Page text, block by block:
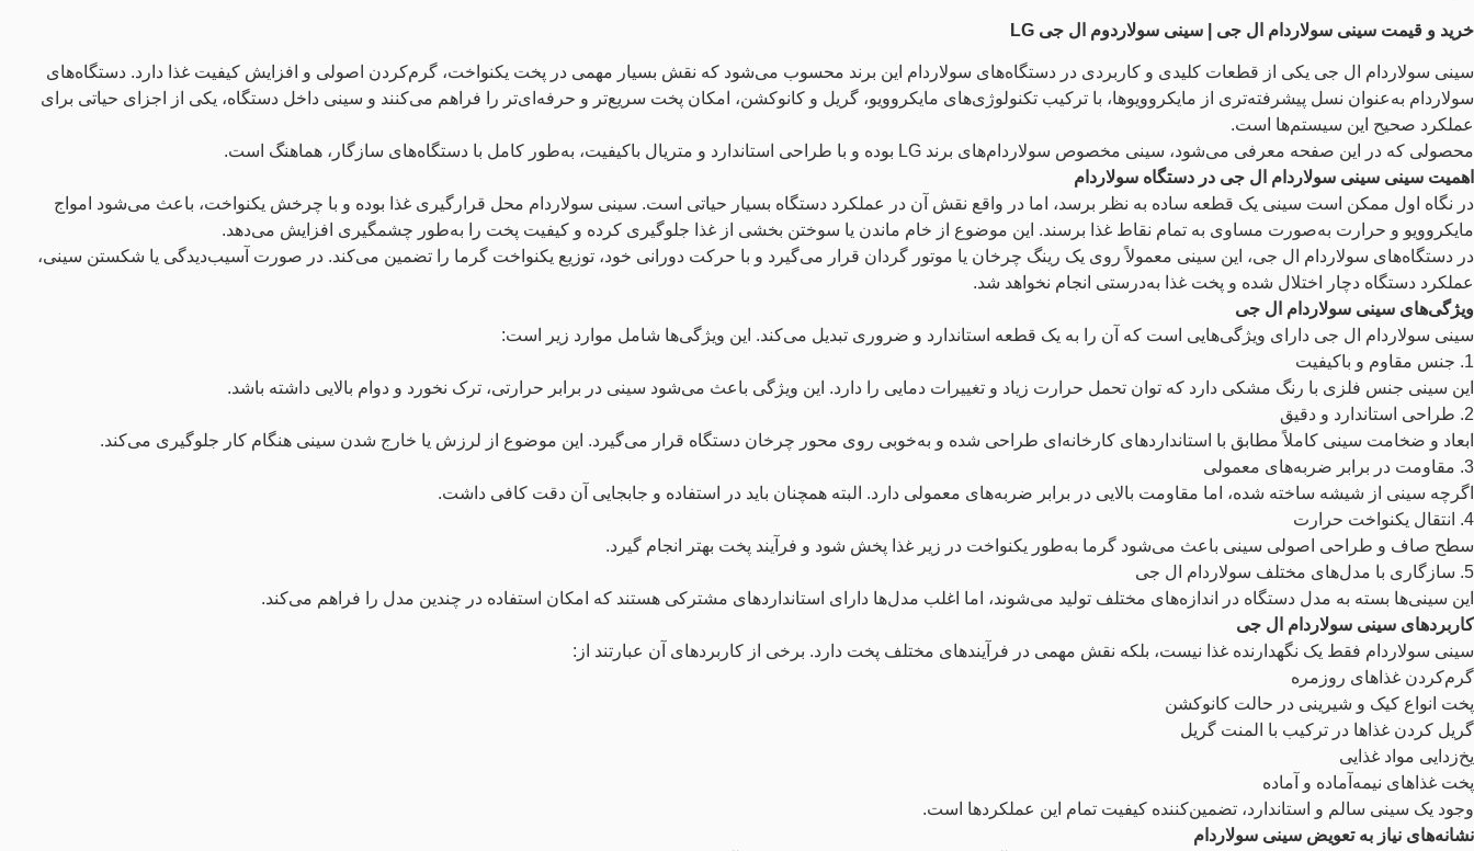
خرید و قیمت سینی سولاردام ال جی | سینی سولاردوم ال جی LG
سینی سولاردام ال جی یکی از قطعات کلیدی و کاربردی در دستگاه‌های سولاردام این برند محسوب می‌شود که نقش بسیار مهمی در پخت یکنواخت، گرم‌کردن اصولی و افزایش کیفیت غذا دارد. دستگاه‌های
سولاردام به‌عنوان نسل پیشرفته‌تری از مایکروویوها، با ترکیب تکنولوژی‌های مایکروویو، گریل و کانوکشن، امکان پخت سریع‌تر و حرفه‌ای‌تر را فراهم می‌کنند و سینی داخل دستگاه، یکی از اجزای حیاتی برای
عملکرد صحیح این سیستم‌ها است.
محصولی که در این صفحه معرفی می‌شود، سینی مخصوص سولاردام‌های برند LG بوده و با طراحی استاندارد و متریال باکیفیت، به‌طور کامل با دستگاه‌های سازگار، هماهنگ است.
اهمیت سینی سینی سولاردام ال جی در دستگاه سولاردام
در نگاه اول ممکن است سینی یک قطعه ساده به نظر برسد، اما در واقع نقش آن در عملکرد دستگاه بسیار حیاتی است. سینی سولاردام محل قرارگیری غذا بوده و با چرخش یکنواخت، باعث می‌شود امواج
مایکروویو و حرارت به‌صورت مساوی به تمام نقاط غذا برسند. این موضوع از خام ماندن یا سوختن بخشی از غذا جلوگیری کرده و کیفیت پخت را به‌طور چشمگیری افزایش می‌دهد.
در دستگاه‌های سولاردام ال جی، این سینی معمولاً روی یک رینگ چرخان یا موتور گردان قرار می‌گیرد و با حرکت دورانی خود، توزیع یکنواخت گرما را تضمین می‌کند. در صورت آسیب‌دیدگی یا شکستن سینی،
عملکرد دستگاه دچار اختلال شده و پخت غذا به‌درستی انجام نخواهد شد.
ویژگی‌های سینی سولاردام ال جی
سینی سولاردام ال جی دارای ویژگی‌هایی است که آن را به یک قطعه استاندارد و ضروری تبدیل می‌کند. این ویژگی‌ها شامل موارد زیر است:
1. جنس مقاوم و باکیفیت
این سینی جنس فلزی با رنگ مشکی دارد که توان تحمل حرارت زیاد و تغییرات دمایی را دارد. این ویژگی باعث می‌شود سینی در برابر حرارتی، ترک نخورد و دوام بالایی داشته باشد.
2. طراحی استاندارد و دقیق
ابعاد و ضخامت سینی کاملاً مطابق با استانداردهای کارخانه‌ای طراحی شده و به‌خوبی روی محور چرخان دستگاه قرار می‌گیرد. این موضوع از لرزش یا خارج شدن سینی هنگام کار جلوگیری می‌کند.
3. مقاومت در برابر ضربه‌های معمولی
اگرچه سینی از شیشه ساخته شده، اما مقاومت بالایی در برابر ضربه‌های معمولی دارد. البته همچنان باید در استفاده و جابجایی آن دقت کافی داشت.
4. انتقال یکنواخت حرارت
سطح صاف و طراحی اصولی سینی باعث می‌شود گرما به‌طور یکنواخت در زیر غذا پخش شود و فرآیند پخت بهتر انجام گیرد.
5. سازگاری با مدل‌های مختلف سولاردام ال جی
این سینی‌ها بسته به مدل دستگاه در اندازه‌های مختلف تولید می‌شوند، اما اغلب مدل‌ها دارای استانداردهای مشترکی هستند که امکان استفاده در چندین مدل را فراهم می‌کند.
کاربردهای سینی سولاردام ال جی
سینی سولاردام فقط یک نگهدارنده غذا نیست، بلکه نقش مهمی در فرآیندهای مختلف پخت دارد. برخی از کاربردهای آن عبارتند از:
گرم‌کردن غذاهای روزمره
پخت انواع کیک و شیرینی در حالت کانوکشن
گریل کردن غذاها در ترکیب با المنت گریل
یخ‌زدایی مواد غذایی
پخت غذاهای نیمه‌آماده و آماده
وجود یک سینی سالم و استاندارد، تضمین‌کننده کیفیت تمام این عملکردها است.
نشانه‌های نیاز به تعویض سینی سولاردام